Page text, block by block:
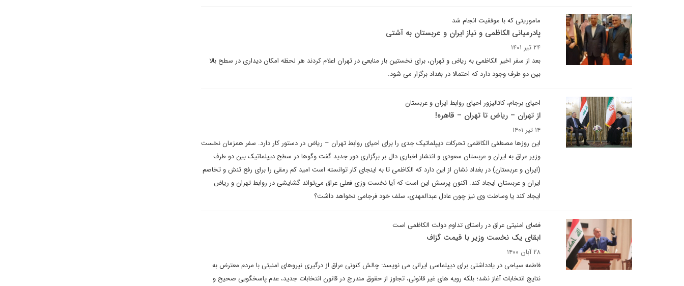
ماموریتی که با موفقیت انجام شد
پادرمیانی الکاظمی و نیاز ایران و عربستان به آشتی
۲۴ تیر ۱۴۰۱
بعد از سفر اخیر الکاظمی به ریاض و تهران، برای نخستین بار منابعی در تهران اعلام کردند هر لحظه امکان دیداری در سطح بالا
بین دو طرف وجود دارد که احتمالا در بغداد برگزار می شود.
احیای برجام، کاتالیزور احیای روابط ایران و عربستان
از تهران – ریاض تا تهران – قاهره!
۱۴ تیر ۱۴۰۱
این روزها مصطفی الکاظمی تحرکات دیپلماتیک جدی را برای احیای روابط تهران – ریاض در دستور کار دارد. سفر همزمان نخست
وزیر عراق به ایران و عربستان سعودی و انتشار اخباری دال بر برگزاری دور جدید گفت وگوها در سطح دیپلماتیک بین دو طرف
(ایران و عربستان) در بغداد نشان از این دارد که الکاظمی تا به اینجای کار توانسته است امید کم رمقی را برای رفع تنش و تخاصم
ایران و عربستان ایجاد کند. اکنون پرسش این است که آیا نخست وزی فعلی عراق می‌تواند گشایشی در روابط تهران و ریاض
ایجاد کند یا وساطت وی نیز چون عادل عبدالمهدی، سلف خود فرجامی نخواهد داشت؟
فضای امنیتی عراق در راستای تداوم دولت الکاظمی است
ابقای یک نخست وزیر با قیمت گزاف
۲۸ آبان ۱۴۰۰
فاطمه سیاحی در یادداشتی برای دیپلماسی ایرانی می نویسد: چالش کنونی عراق از درگیری نیروهای امنیتی با مردم معترض به
نتایج انتخابات آغاز نشد؛ بلکه رویه های غیر قانونی، تجاوز از حقوق مندرج در قانون انتخابات جدید، عدم پاسخگویی صحیح و